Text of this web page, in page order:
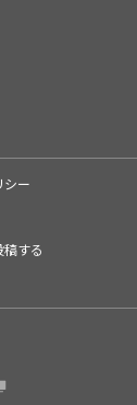
シー
する